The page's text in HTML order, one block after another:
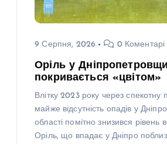
9 Серпня, 2026 0 Коментарі
Оріль у
покривається «цвітом»
Влітку 2023 року через спекотну
майже відсутність опадів у
області помітно знизився рівень
Оріль, що впадає у Дніпро